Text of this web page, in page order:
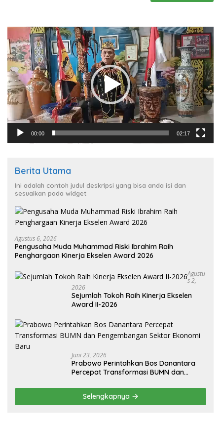
Pemutar
Video
00:00 02:17
Berita Utama
Ini adalah contoh judul deskripsi yang bisa anda isi dan
sesuaikan pada widget
Agustus 6, 2026
Pengusaha Muda Muhammad Riski Ibrahim Raih
Penghargaan Kinerja Ekselen Award 2026
Agustu
S 2,
2026
Sejumlah Tokoh Raih Kinerja Ekselen
Award II-2026
Juni 23, 2026
Prabowo Perintahkan Bos Danantara
Percepat Transformasi BUMN dan
Selengkapnya